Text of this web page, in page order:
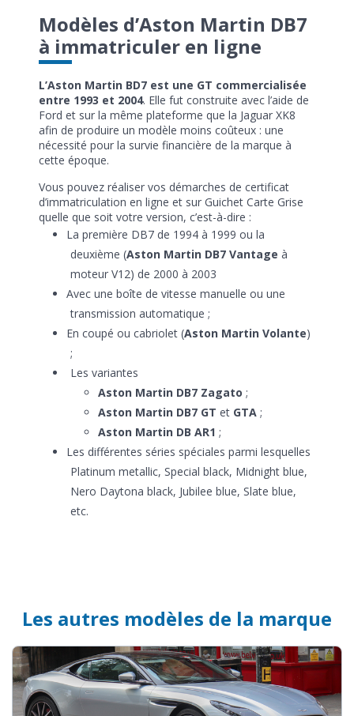
Modèles d’Aston Martin DB7
à immatriculer en ligne
L’Aston Martin BD7 est une GT commercialisée
entre 1993 et 2004. Elle fut construite avec l’aide de
Ford et sur la même plateforme que la Jaguar XK8
afin de produire un modèle moins coûteux : une
nécessité pour la survie financière de la marque à
cette époque.
Vous pouvez réaliser vos démarches de certificat
d’immatriculation en ligne et sur Guichet Carte Grise
quelle que soit votre version, c’est-à-dire :
La première DB7 de 1994 à 1999 ou la
deuxième (Aston Martin DB7 Vantage à
moteur V12) de 2000 à 2003
Avec une boîte de vitesse manuelle ou une
transmission automatique ;
En coupé ou cabriolet (Aston Martin Volante)
;
Les variantes
Aston Martin DB7 Zagato ;
Aston Martin DB7 GT et GTA;
Aston Martin DB AR1 ;
Les différentes séries spéciales parmi lesquelles
Platinum metallic, Special black, Midnight blue,
Nero Daytona black, Jubilee blue, Slate blue,
etc.
Les autres modèles de la marque